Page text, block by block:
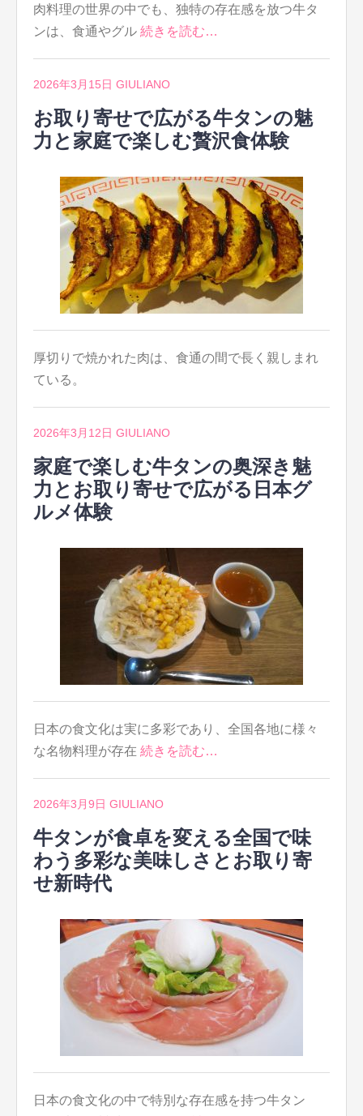
肉料理の世界の中でも、独特の存在感を放つ牛タ
ンは、食通やグル 続きを読む…
2026年3月15日 GIULIANO
お取り寄せで広がる牛タンの魅
力と家庭で楽しむ贅沢食体験
厚切りで焼かれた肉は、食通の間で長く親しまれ
ている。
2026年3月12日 GIULIANO
家庭で楽しむ牛タンの奥深き魅
力とお取り寄せで広がる日本グ
ルメ体験
日本の食文化は実に多彩であり、全国各地に様々
な名物料理が存在 続きを読む…
2026年3月9日 GIULIANO
牛タンが食卓を変える全国で味
わう多彩な美味しさとお取り寄
せ新時代
日本の食文化の中で特別な存在感を持つ牛タン